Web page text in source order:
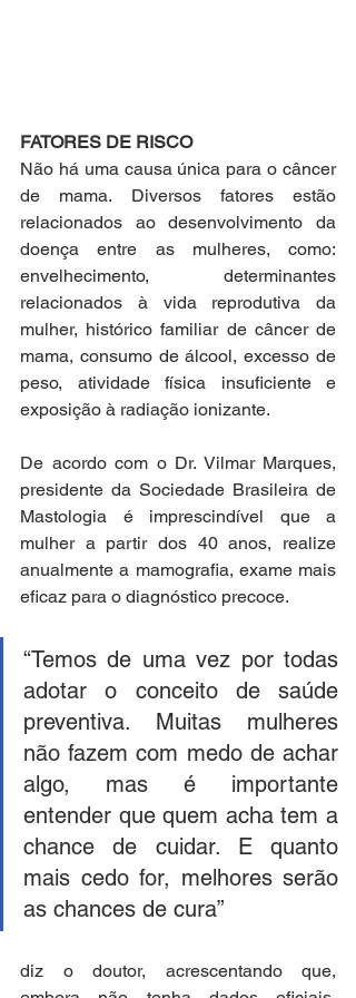
FATORES DE RISCO
Não há uma causa única para o câncer
de mama. Diversos fatores estão
relacionados ao desenvolvimento da
doença entre as mulheres, como:
envelhecimento, determinantes
relacionados à vida reprodutiva da
mulher, histórico familiar de câncer de
mama, consumo de álcool, excesso de
peso, atividade física insuficiente e
exposição à radiação ionizante.
De acordo com o Dr. Vilmar Marques,
presidente da Sociedade Brasileira de
Mastologia é imprescindível que a
mulher a partir dos 40 anos, realize
anualmente a mamografia, exame mais
eficaz para o diagnóstico precoce.
“Temos de uma vez por todas
adotar o conceito de saúde
preventiva. Muitas mulheres
não fazem com medo de achar
algo, mas é importante
entender que quem acha tem a
chance de cuidar. E quanto
mais cedo for, melhores serão
as chances de cura”
diz o doutor, acrescentando que,